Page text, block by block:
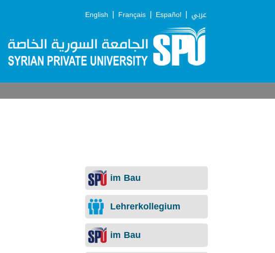
English | Français | Español | عربي
im Bau
Lehrerkollegium
im Bau